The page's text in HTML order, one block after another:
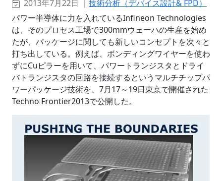
2013年7月22日 ｜ 技術分析（デバイス設計& FPD）
パワー半導体に力を入れているInfineon Technologies
は、そのプロセス工場で300mmウェーハの生産を始め
たが、パッケージに関しても新しいコンセプトを次々と
打ち出している。例えば、ボンディングワイヤーを使わ
ずにCuピラーを用いて、パワートランジスタとドライ
バトランジスタの回路を接続するというマルチチップパ
ワーパッケージ技術を、7月17～19日東京で開催された
Techno Frontier2013で公開した。